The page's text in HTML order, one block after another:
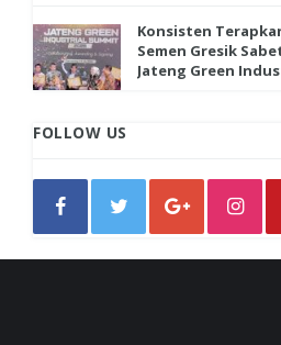
Konsisten
Semen Gresik
Jateng Green
FOLLOW US